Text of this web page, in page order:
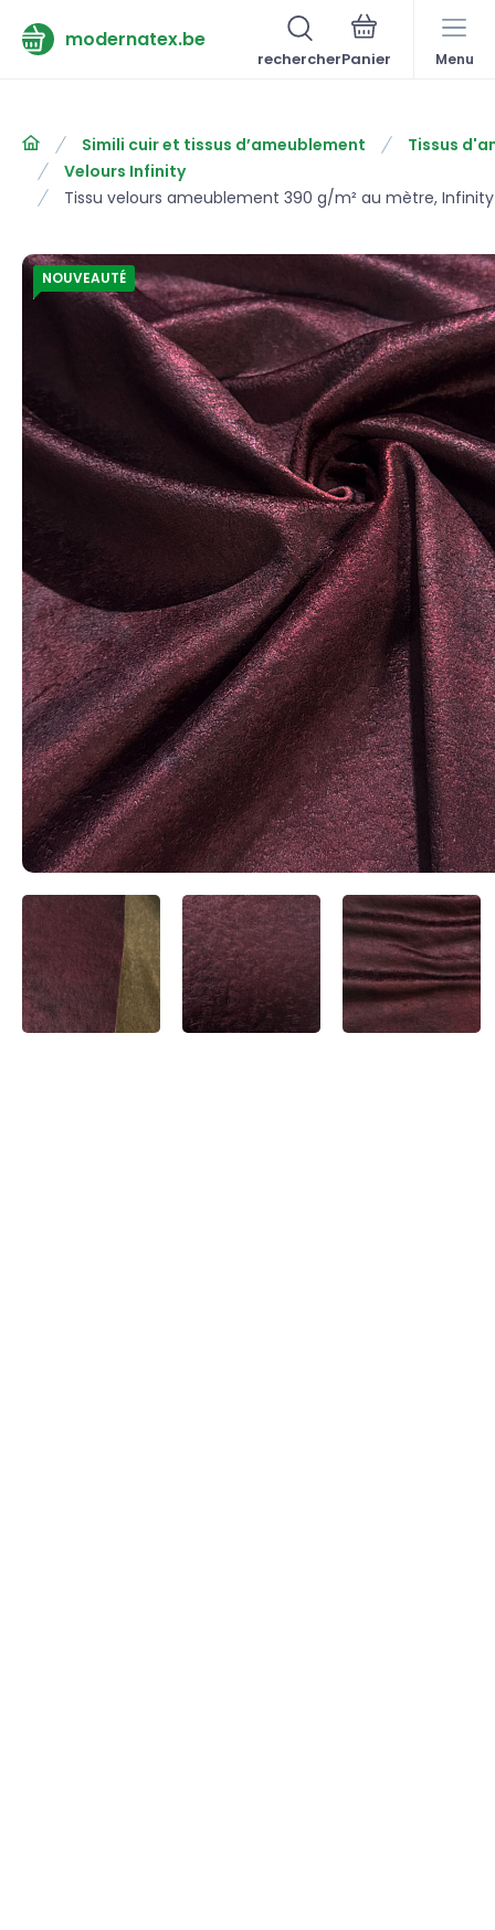
modernatex.be
rechercher Menu
Simili cuir et tissus d’ameublement
Tissus
Velours Infinity
Tissu velours ameublement 390 g/m² au mètre, Infinity
NOUVEAUTÉ